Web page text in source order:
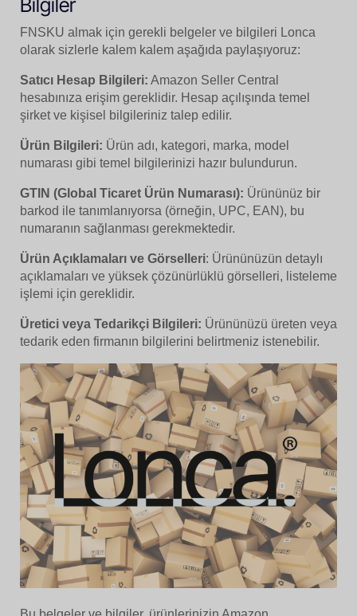
Bilgiler
FNSKU almak için gerekli belgeler ve bilgileri Lonca
olarak sizlerle kalem kalem aşağıda paylaşıyoruz:
Satıcı Hesap Bilgileri: Amazon Seller Central
hesabınıza erişim gereklidir. Hesap açılışında temel
şirket ve kişisel bilgileriniz talep edilir.
Ürün Bilgileri: Ürün adı, kategori, marka, model
numarası gibi temel bilgilerinizi hazır bulundurun.
GTIN (Global Ticaret Ürün Numarası): Ürününüz bir
barkod ile tanımlanıyorsa (örneğin, UPC, EAN), bu
numaranın sağlanması gerekmektedir.
Ürün Açıklamaları ve Görselleri: Ürününüzün detaylı
açıklamaları ve yüksek çözünürlüklü görselleri, listeleme
işlemi için gereklidir.
Üretici veya Tedarikçi Bilgileri: Ürününüzü üreten veya
tedarik eden firmanın bilgilerini belirtmeniz istenebilir.